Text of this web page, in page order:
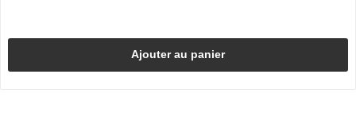
Ajouter au panier